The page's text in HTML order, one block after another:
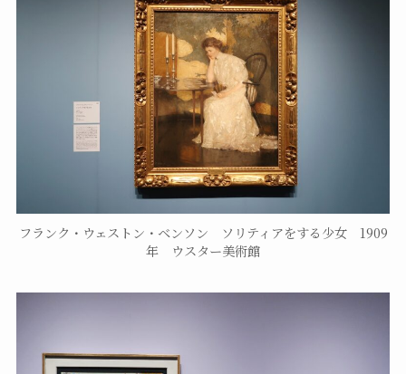
フランク・ウェストン・ベンソン ソリティアをする少女 1909
年 ウスター美術館